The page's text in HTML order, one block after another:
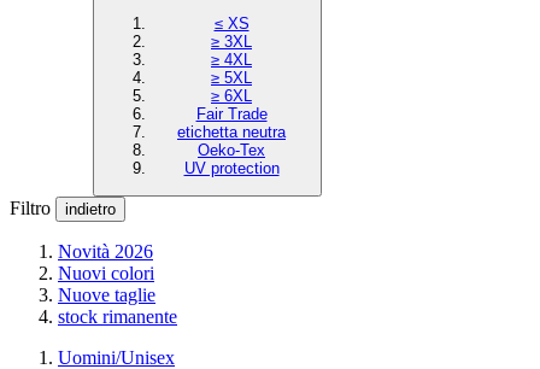
≤ XS
≥ 3XL
≥ 4XL
≥ 5XL
≥ 6XL
Fair Trade
etichetta neutra
Oeko-Tex
UV protection
Filtro indietro
Novità 2026
Nuovi colori
Nuove taglie
stock rimanente
Uomini/Unisex